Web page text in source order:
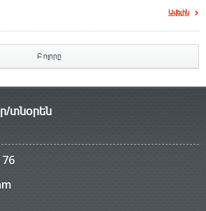
Ավելին
Բոլորը
տնօրեն